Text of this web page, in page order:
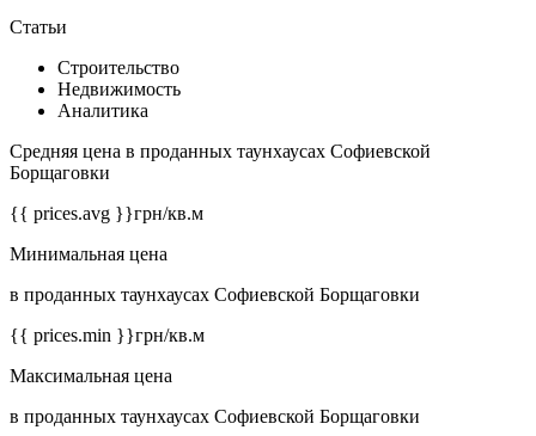
Статьи
Строительство
Недвижимость
Аналитика
Средняя цена в проданных таунхаусах Софиевской
Борщаговки
{{ prices.avg }}грн/кв.м
Минимальная цена
в проданных таунхаусах Софиевской Борщаговки
{{ prices.min }}грн/кв.м
Максимальная цена
в проданных таунхаусах Софиевской Борщаговки